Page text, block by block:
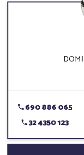
690 886 065
32 4350 123